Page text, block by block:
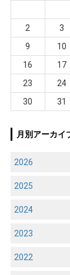
2
3
9
10
16
17
23
24
30
31
月別アーカイ
2026
2025
2024
2023
2022